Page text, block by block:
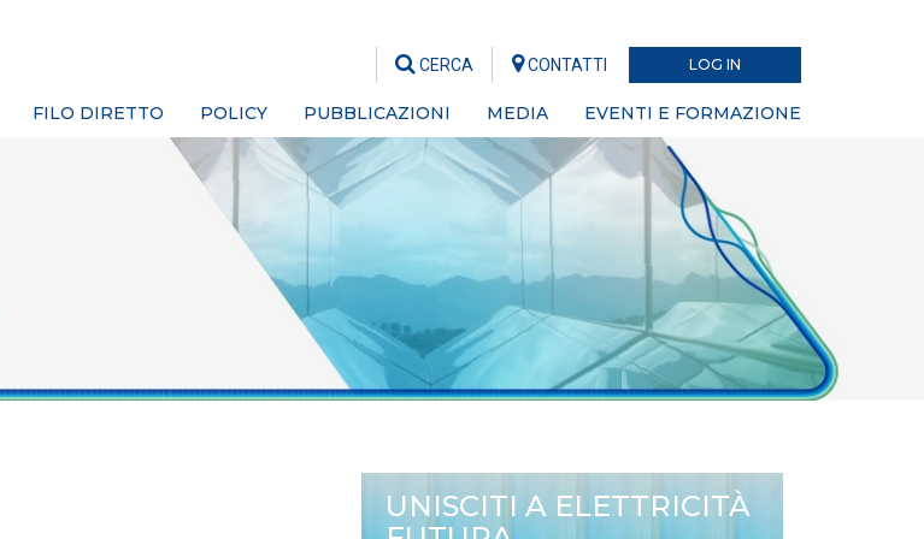
LOG IN
CERCA CONTATTI
FILO DIRETTO POLICY PUBBLICAZIONI MEDIA EVENTI E FORMAZIONE
UNISCITI A ELETTRICITÀ